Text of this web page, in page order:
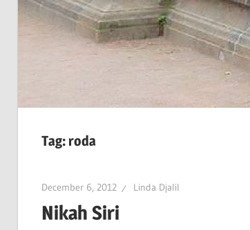
Tag:roda
December 6, 2012 Linda Djalil
Nikah Siri